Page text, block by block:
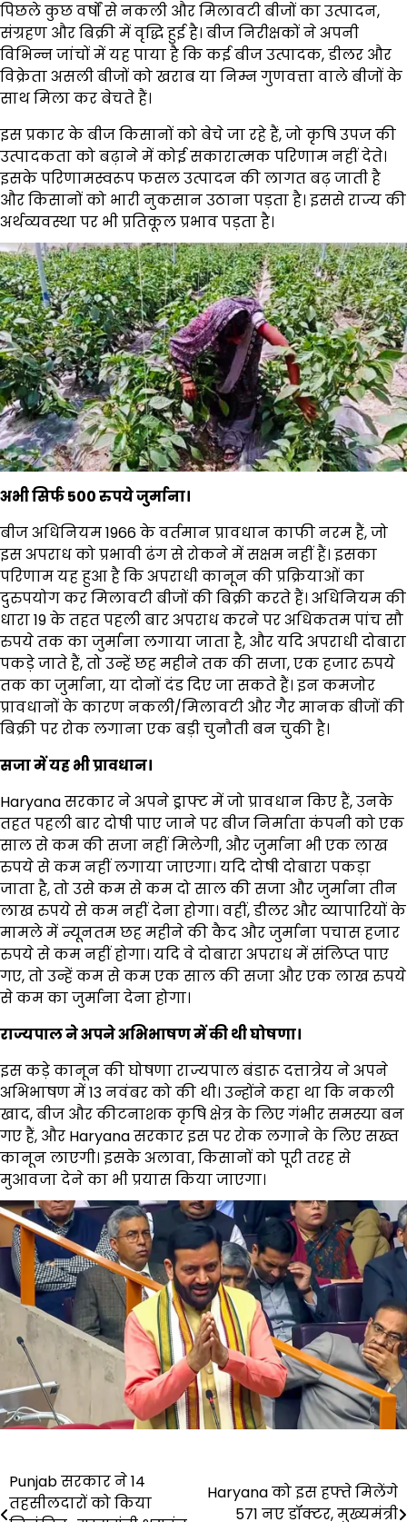
पिछले कुछ वर्षों से नकली और मिलावटी बीजों का उत्पादन,
संग्रहण और बिक्री में वृद्धि हुई है। बीज निरीक्षकों ने अपनी
विभिन्न जांचों में यह पाया है कि कई बीज उत्पादक, डीलर और
विक्रेता असली बीजों को खराब या निम्न गुणवत्ता वाले बीजों के
साथ मिला कर बेचते हैं।
इस प्रकार के बीज किसानों को बेचे जा रहे हैं, जो कृषि उपज की
उत्पादकता को बढ़ाने में कोई सकारात्मक परिणाम नहीं देते।
इसके परिणामस्वरूप फसल उत्पादन की लागत बढ़ जाती है
और किसानों को भारी नुकसान उठाना पड़ता है। इससे राज्य की
अर्थव्यवस्था पर भी प्रतिकूल प्रभाव पड़ता है।
अभी सिर्फ 500 रुपये जुर्माना।
बीज अधिनियम 1966 के वर्तमान प्रावधान काफी नरम हैं, जो
इस अपराध को प्रभावी ढंग से रोकने में सक्षम नहीं हैं। इसका
परिणाम यह हुआ है कि अपराधी कानून की प्रक्रियाओं का
दुरुपयोग कर मिलावटी बीजों की बिक्री करते हैं। अधिनियम की
धारा 19 के तहत पहली बार अपराध करने पर अधिकतम पांच सौ
रुपये तक का जुर्माना लगाया जाता है, और यदि अपराधी दोबारा
पकड़े जाते हैं, तो उन्हें छह महीने तक की सजा, एक हजार रुपये
तक का जुर्माना, या दोनों दंड दिए जा सकते हैं। इन कमजोर
प्रावधानों के कारण नकली/मिलावटी और गैर मानक बीजों की
बिक्री पर रोक लगाना एक बड़ी चुनौती बन चुकी है।
सजा में यह भी प्रावधान।
Haryana सरकार ने अपने ड्राफ्ट में जो प्रावधान किए हैं, उनके
तहत पहली बार दोषी पाए जाने पर बीज निर्माता कंपनी को एक
साल से कम की सजा नहीं मिलेगी, और जुर्माना भी एक लाख
रुपये से कम नहीं लगाया जाएगा। यदि दोषी दोबारा पकड़ा
जाता है, तो उसे कम से कम दो साल की सजा और जुर्माना तीन
लाख रुपये से कम नहीं देना होगा। वहीं, डीलर और व्यापारियों के
मामले में न्यूनतम छह महीने की कैद और जुर्माना पचास हजार
रुपये से कम नहीं होगा। यदि वे दोबारा अपराध में संलिप्त पाए
गए, तो उन्हें कम से कम एक साल की सजा और एक लाख रुपये
से कम का जुर्माना देना होगा।
राज्यपाल ने अपने अभिभाषण में की थी घोषणा।
इस कड़े कानून की घोषणा राज्यपाल बंडारू दत्तात्रेय ने अपने
अभिभाषण में 13 नवंबर को की थी। उन्होंने कहा था कि नकली
खाद, बीज और कीटनाशक कृषि क्षेत्र के लिए गंभीर समस्या बन
गए हैं, और Haryana सरकार इस पर रोक लगाने के लिए सख्त
कानून लाएगी। इसके अलावा, किसानों को पूरी तरह से
मुआवजा देने का भी प्रयास किया जाएगा।
Post
Punjab सरकार ने 14
तहसीलदारों को किया
Haryana को इस हफ्ते मिलेंगे
571 नए डॉक्टर, मुख्यमंत्री